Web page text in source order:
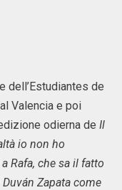
dell’Estudiantes de
Valencia e poi
odierna de Il
io non ho
Rafa, che sa il fatto
Zapata come